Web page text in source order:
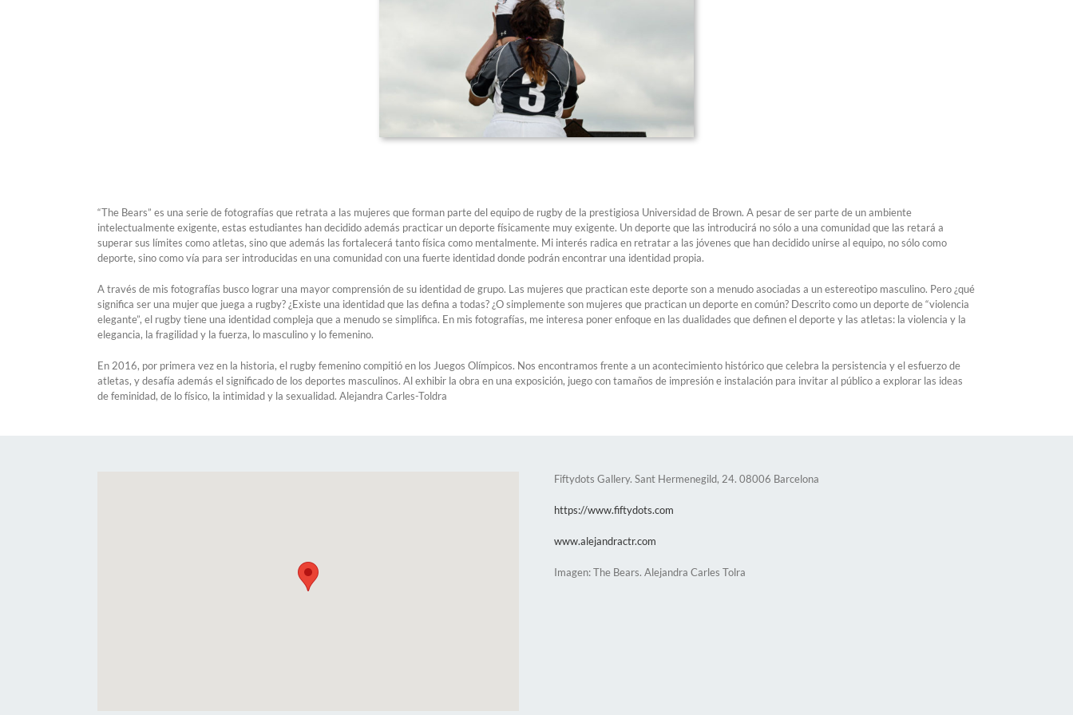
“The Bears” es una serie de fotografías que retrata a las mujeres que forman parte del equipo de rugby de la prestigiosa Universidad de Brown. A pesar de ser parte de un ambiente
intelectualmente exigente, estas estudiantes han decidido además practicar un deporte físicamente muy exigente. Un deporte que las introducirá no sólo a una comunidad que las retará a
superar sus límites como atletas, sino que además las fortalecerá tanto física como mentalmente. Mi interés radica en retratar a las jóvenes que han decidido unirse al equipo, no sólo como
deporte, sino como vía para ser introducidas en una comunidad con una fuerte identidad donde podrán encontrar una identidad propia.
A través de mis fotografías busco lograr una mayor comprensión de su identidad de grupo. Las mujeres que practican este deporte son a menudo asociadas a un estereotipo masculino. Pero ¿qué
significa ser una mujer que juega a rugby? ¿Existe una identidad que las defina a todas? ¿O simplemente son mujeres que practican un deporte en común? Descrito como un deporte de “violencia
elegante”, el rugby tiene una identidad compleja que a menudo se simplifica. En mis fotografías, me interesa poner enfoque en las dualidades que definen el deporte y las atletas: la violencia y la
elegancia, la fragilidad y la fuerza, lo masculino y lo femenino.
En 2016, por primera vez en la historia, el rugby femenino compitió en los Juegos Olímpicos. Nos encontramos frente a un acontecimiento histórico que celebra la persistencia y el esfuerzo de
atletas, y desafía además el significado de los deportes masculinos. Al exhibir la obra en una exposición, juego con tamaños de impresión e instalación para invitar al público a explorar las ideas
de feminidad, de lo físico, la intimidad y la sexualidad. Alejandra Carles-Toldra
Fiftydots Gallery. Sant Hermenegild, 24. 08006 Barcelona
https://www.fiftydots.com
www.alejandractr.com
Imagen: The Bears. Alejandra Carles Tolra